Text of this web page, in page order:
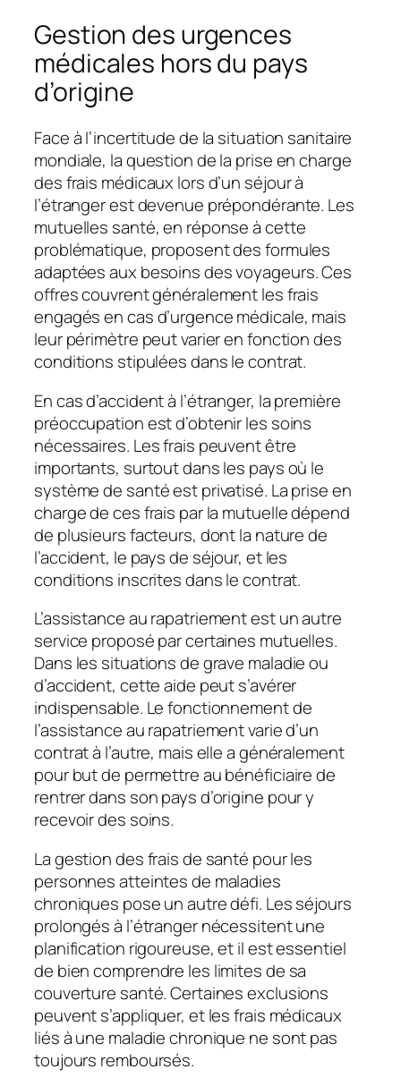
Gestion des urgences
médicales hors du pays
d’origine
Face à l’incertitude de la situation sanitaire
mondiale, la question de la prise en charge
des frais médicaux lors d’un séjour à
l’étranger est devenue prépondérante. Les
mutuelles santé, en réponse à cette
problématique, proposent des formules
adaptées aux besoins des voyageurs. Ces
offres couvrent généralement les frais
engagés en cas d’urgence médicale, mais
leur périmètre peut varier en fonction des
conditions stipulées dans le contrat.
En cas d’accident à l’étranger, la première
préoccupation est d’obtenir les soins
nécessaires. Les frais peuvent être
importants, surtout dans les pays où le
système de santé est privatisé. La prise en
charge de ces frais par la mutuelle dépend
de plusieurs facteurs, dont la nature de
l’accident, le pays de séjour, et les
conditions inscrites dans le contrat.
L’assistance au rapatriement est un autre
service proposé par certaines mutuelles.
Dans les situations de grave maladie ou
d’accident, cette aide peut s’avérer
indispensable. Le fonctionnement de
l’assistance au rapatriement varie d’un
contrat à l’autre, mais elle a généralement
pour but de permettre au bénéficiaire de
rentrer dans son pays d’origine pour y
recevoir des soins.
La gestion des frais de santé pour les
personnes atteintes de maladies
chroniques pose un autre défi. Les séjours
prolongés à l’étranger nécessitent une
planification rigoureuse, et il est essentiel
de bien comprendre les limites de sa
couverture santé. Certaines exclusions
peuvent s’appliquer, et les frais médicaux
liés à une maladie chronique ne sont pas
toujours remboursés.